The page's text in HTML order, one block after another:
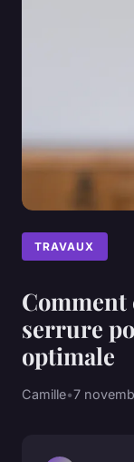
TRAVAUX
serrure
optimale
Camille•7